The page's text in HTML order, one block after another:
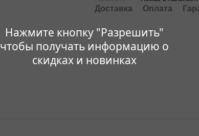
Нажмите кнопку "Разрешить"
чтобы получать информацию о
скидках и новинках
Доставка Оплата